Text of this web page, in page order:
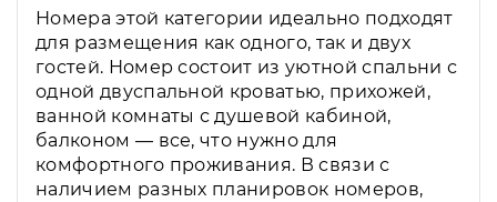
Номера этой категории идеально подходят
для размещения как одного, так и двух
гостей. Номер состоит из уютной спальни с
одной двуспальной кроватью, прихожей,
ванной комнаты с душевой кабиной,
балконом — все, что нужно для
комфортного проживания. В связи с
наличием разных планировок номеров,